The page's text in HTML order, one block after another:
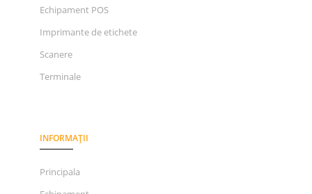
Echipament POS
Imprimante de etichete
Scanere
Terminale
INFORMAȚII
Principala